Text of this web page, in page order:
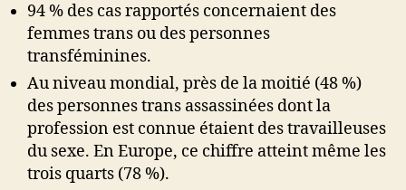
94 % des cas rapportés concernaient des
femmes trans ou des personnes
transféminines.
Au niveau mondial, près de la moitié (48 %)
des personnes trans assassinées dont la
profession est connue étaient des travailleuses
du sexe. En Europe, ce chiffre atteint même les
trois quarts (78 %).